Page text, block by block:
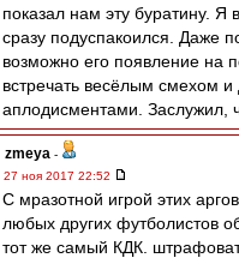
показал нам эту буратину. Я
сразу подуспакоился. Даже
возможно его появление на
встречать весёлым смехом
аплодисментами. Заслужил,
zmeya -
27 ноя 2017 22:52
С мразотной игрой этих
любых других футболистов
тот же самый КДК.